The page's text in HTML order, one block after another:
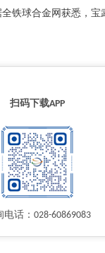
全铁球合金网获悉，
扫码下载APP
电话：028-60869083